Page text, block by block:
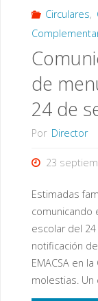
Circulares,
de
24 de
Por Director
23
Estimadas
comunicando
escolar del
notificación
EMACSA en
molestias. Un